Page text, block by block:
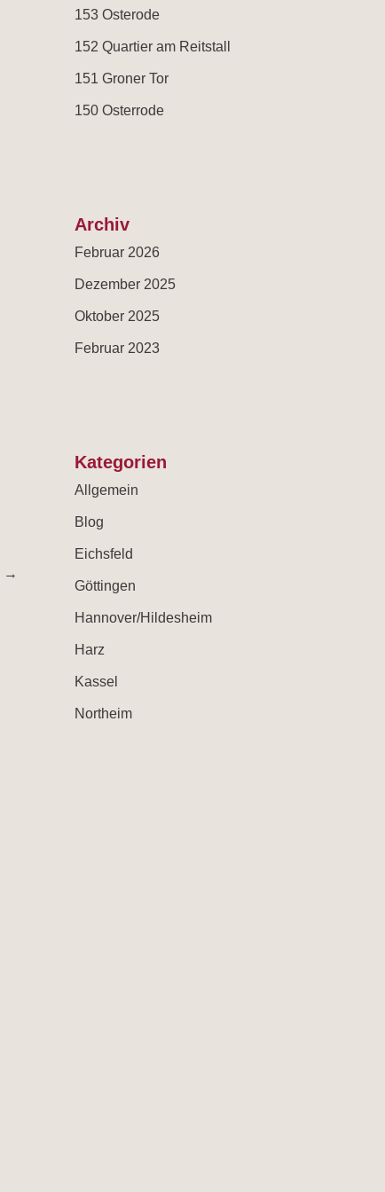
→
153 Osterode
152 Quartier am Reitstall
151 Groner Tor
150 Osterrode
Archiv
Februar 2026
Dezember 2025
Oktober 2025
Februar 2023
Kategorien
Allgemein
Blog
Eichsfeld
Göttingen
Hannover/Hildesheim
Harz
Kassel
Northeim